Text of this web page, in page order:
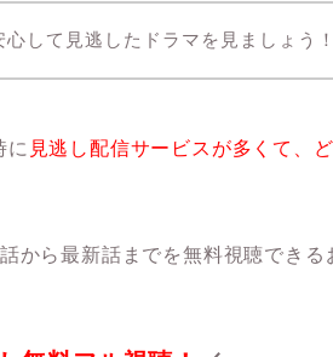
心して見逃したドラマを見ましょう！
に 見逃し配信サービスが多くて、
から最新話までを無料視聴できる